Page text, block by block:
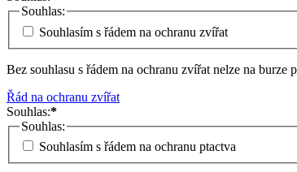
Souhlas:
Souhlasím s řádem na ochranu zvířat
Bez souhlasu s řádem na ochranu zvířat nelze na burze
Řád na ochranu zvířat
Souhlas:*
Souhlas:
Souhlasím s řádem na ochranu ptactva